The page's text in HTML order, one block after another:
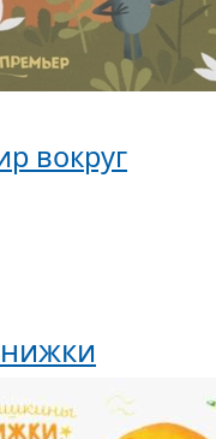
вокруг